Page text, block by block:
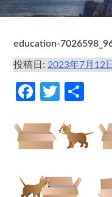
education-
投稿日: 2023年7月12日
Facebook
Twitter